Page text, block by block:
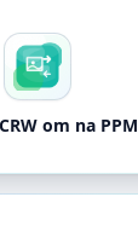
om na PPM